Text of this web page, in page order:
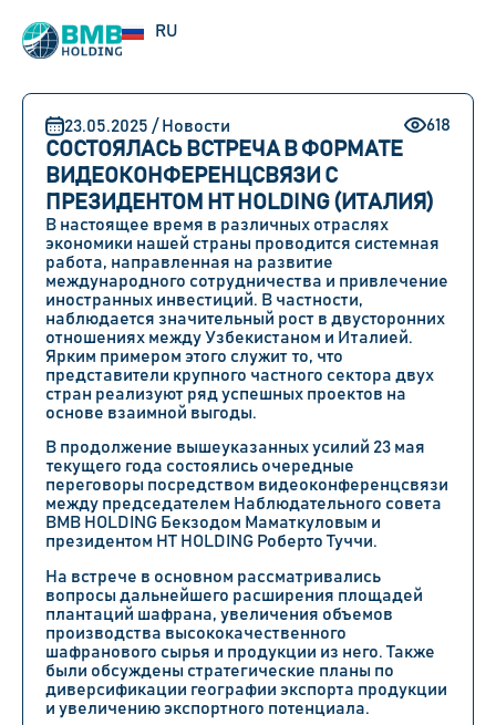
RU
EN
23.05.2025 / Новости 618
СОСТОЯЛАСЬ ВСТРЕЧА В ФОРМАТЕ
ВИДЕОКОНФЕРЕНЦСВЯЗИ С
ПРЕЗИДЕНТОМ HT HOLDING (ИТАЛИЯ)
В настоящее время в различных отраслях
экономики нашей страны проводится системная
работа, направленная на развитие
международного сотрудничества и привлечение
иностранных инвестиций. В частности,
наблюдается значительный рост в двусторонних
отношениях междуУзбекистаном и Италией.
Ярким примером этого служит то, что
представители крупного частного сектора двух
стран реализуют ряд успешных проектов на
основе взаимной выгоды.
В продолжение вышеуказанных усилий 23 мая
текущего года состоялись очередные
переговоры посредством видеоконференцсвязи
между председателем Наблюдательного совета
BMB HOLDING Бекзодом Маматкуловым и
президентом HT HOLDING Роберто Туччи.
На встрече в основном рассматривались
вопросы дальнейшего расширения площадей
плантаций шафрана, увеличения объемов
производства высококачественного
шафранового сырья и продукции из него. Также
были обсуждены стратегические планы по
диверсификации географии экспорта продукции
и увеличению экспортного потенциала.